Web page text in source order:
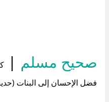
صحيح مسلم |
فضل الإحسان إلى البنات (حديث